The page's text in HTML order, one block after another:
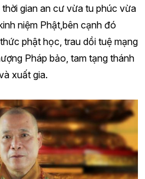
gian an cư vừa tu phúc vừa
niệm Phật,bên cạnh đó
phật học, trau dồi tuệ mạng
Pháp bảo, tam tạng thánh
xuất gia.